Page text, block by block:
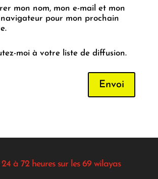
mon nom, mon e-mail et mon
pour mon prochain
moi à votre liste de diffusion.
Envoi
à 72 heures sur les 69 wilayas